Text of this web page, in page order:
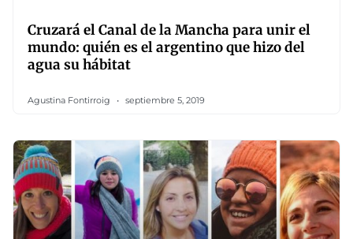
Cruzará el Canal de la Mancha para unir el
mundo: quién es el argentino que hizo del
agua su hábitat
Agustina Fontirroig septiembre 5, 2019